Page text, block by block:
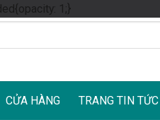
1;}Skip
to
CỬA HÀNG TRANG TIN TỨC